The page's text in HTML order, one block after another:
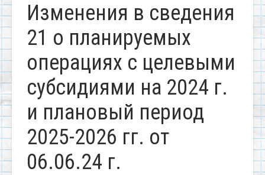
Изменения в сведения
21 о планируемых
операциях с целевыми
субсидиями на 2024 г.
и плановый период
2025-2026 гг. от
06.06.24 г.